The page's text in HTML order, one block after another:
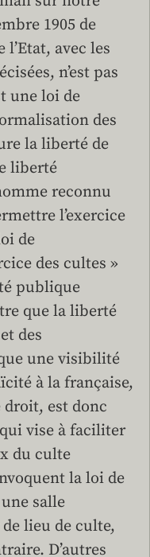
1905 de
l’Etat, avec les
n’est pas
une loi de
des
la liberté de
liberté
reconnu
l’exercice
de
des cultes »
publique
que la liberté
des
une visibilité
à la française,
droit, est donc
vise à faciliter
du culte
la loi de
salle
lieu de culte,
D’autres